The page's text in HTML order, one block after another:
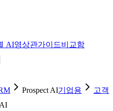
AI영상관가이드비교함
Prospect AI기업용
고객